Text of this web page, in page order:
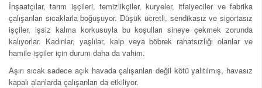
İnşaatçılar, tarım işçileri, temizlikçiler, kuryeler, itfaiyeciler ve fabrika
çalışanları sıcaklarla boğuşuyor. Düşük ücretli, sendikasız ve sigortasız
işçiler, işsiz kalma korkusuyla bu koşulları sineye çekmek zorunda
kalıyorlar. Kadınlar, yaşlılar, kalp veya böbrek rahatsızlığı olanlar ve
hamile işçiler için durum daha da vahim.
Aşırı sıcak sadece açık havada çalışanları değil kötü yalıtılmış, havasız
kapalı alanlarda çalışanları da etkiliyor.